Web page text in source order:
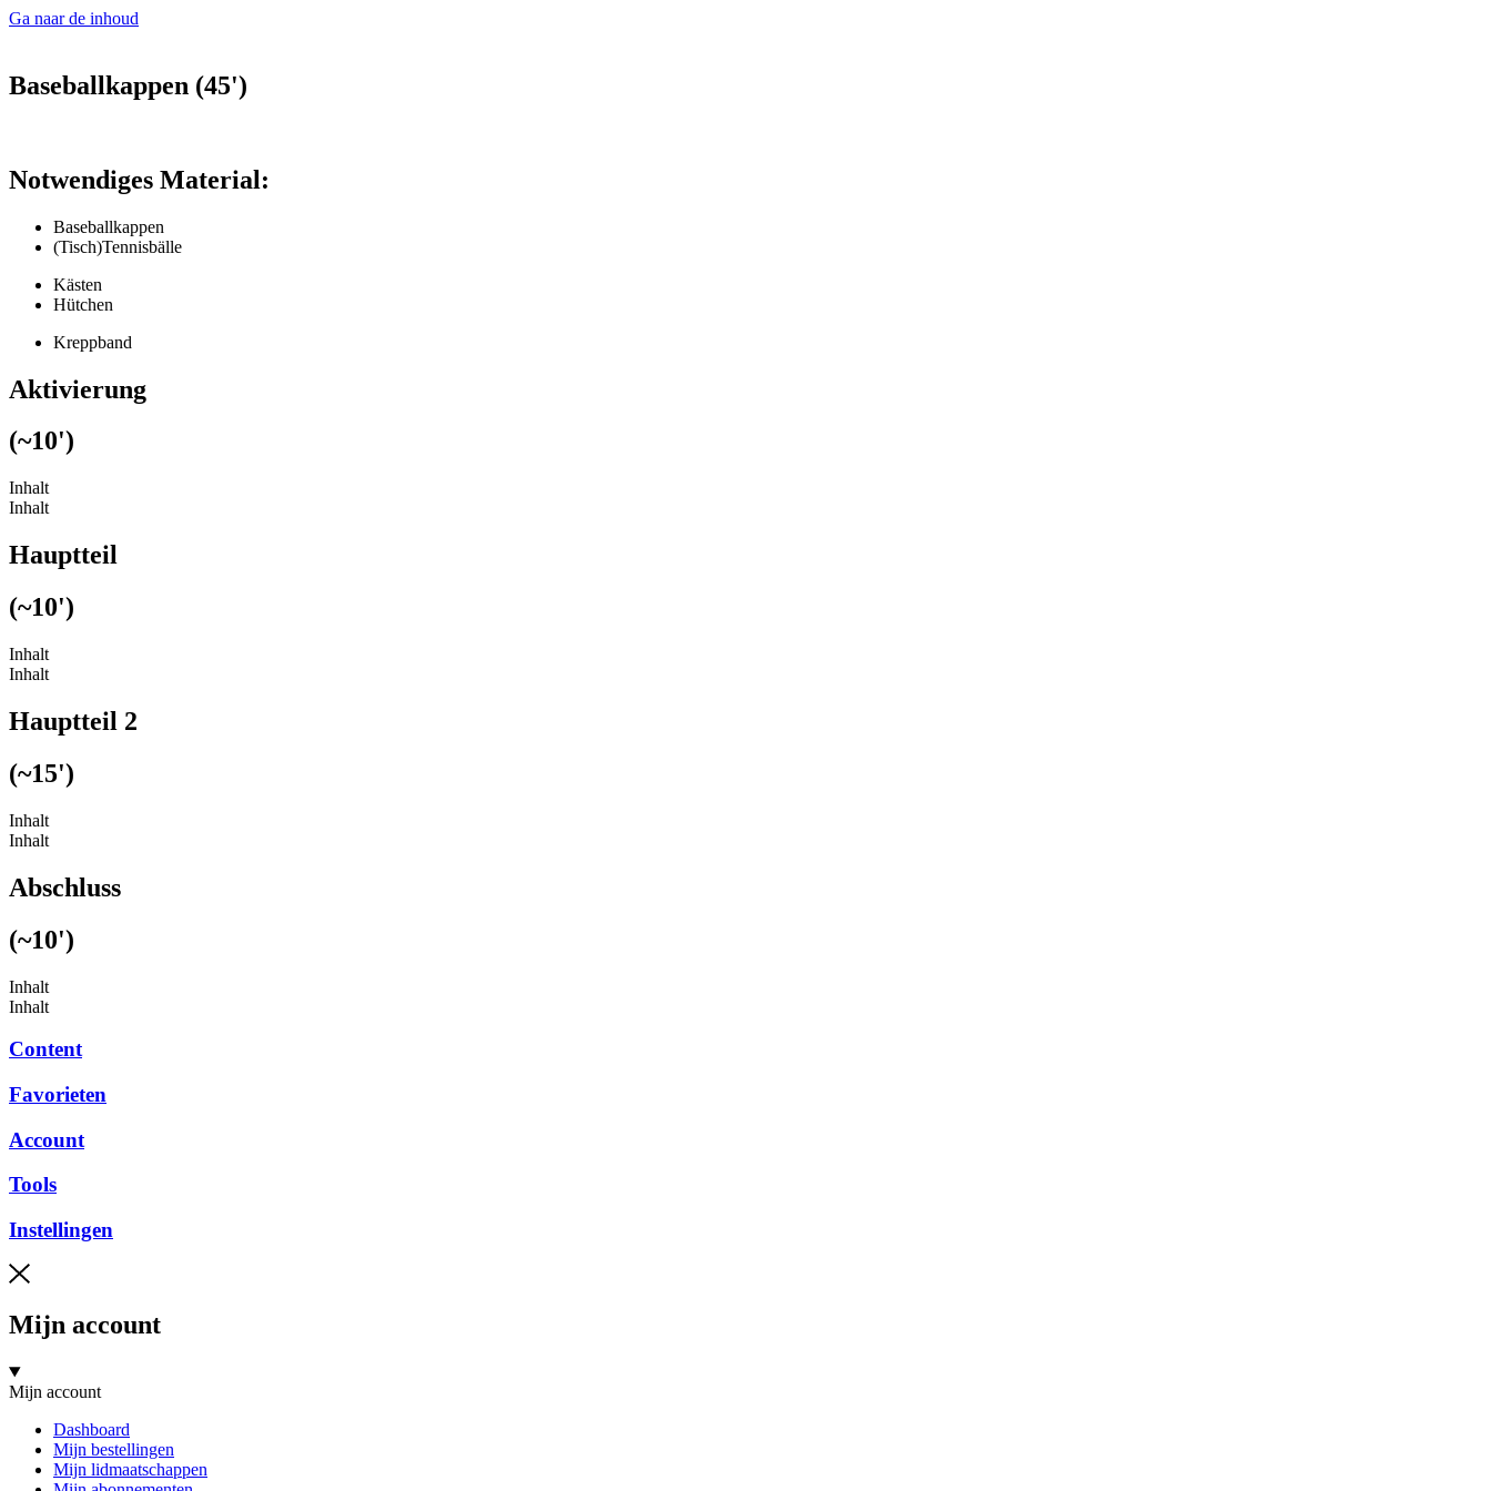
Ga naar de inhoud
Baseballkappen (45')
Notwendiges Material:
Baseballkappen
(Tisch)Tennisbälle
Kästen
Hütchen
Kreppband
Aktivierung
(~10')
Inhalt
Inhalt
Hauptteil
(~10')
Inhalt
Inhalt
Hauptteil 2
(~15')
Inhalt
Inhalt
Abschluss
(~10')
Inhalt
Inhalt
Content
Favorieten
Account
Tools
Instellingen
Mijn account
Mijn account
Dashboard
Mijn bestellingen
Mijn lidmaatschappen